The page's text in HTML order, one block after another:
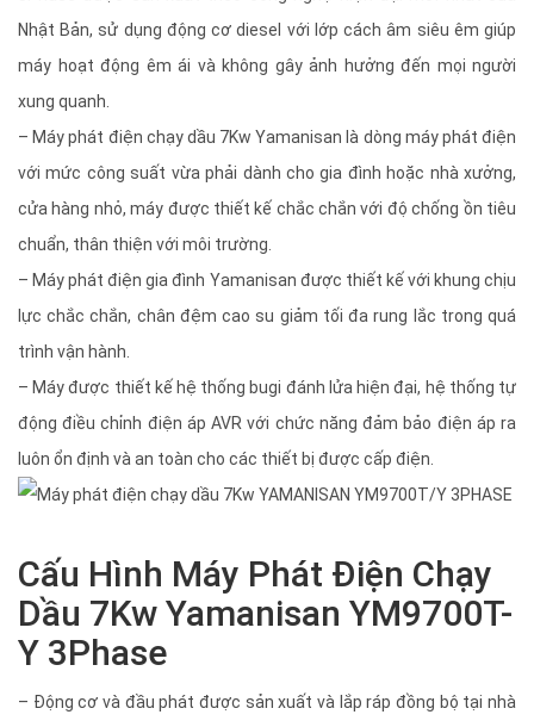
Nhật Bản, sử dụng động cơ diesel với lớp cách âm siêu êm giúp
máy hoạt động êm ái và không gây ảnh hưởng đến mọi người
xung quanh.
– Máy phát điện chạy dầu 7Kw Yamanisan là dòng máy phát điện
với mức công suất vừa phải dành cho gia đình hoặc nhà xưởng,
cửa hàng nhỏ, máy được thiết kế chắc chắn với độ chống ồn tiêu
chuẩn, thân thiện với môi trường.
– Máy phát điện gia đình Yamanisan được thiết kế với khung chịu
lực chắc chắn, chân đệm cao su giảm tối đa rung lắc trong quá
trình vận hành.
– Máy được thiết kế hệ thống bugi đánh lửa hiện đại, hệ thống tự
động điều chỉnh điện áp AVR với chức năng đảm bảo điện áp ra
luôn ổn định và an toàn cho các thiết bị được cấp điện.
Cấu Hình Máy Phát Điện Chạy
Dầu 7Kw Yamanisan YM9700T-
Y 3Phase
– Động cơ và đầu phát được sản xuất và lắp ráp đồng bộ tại nhà